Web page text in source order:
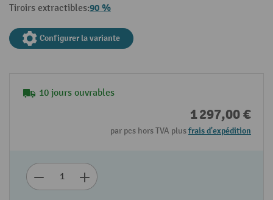
Tiroirs extractibles:90 %
Configurer la variante
10 jours ouvrables
1 297,00 €
par pcs hors TVA plusfrais d'expédition